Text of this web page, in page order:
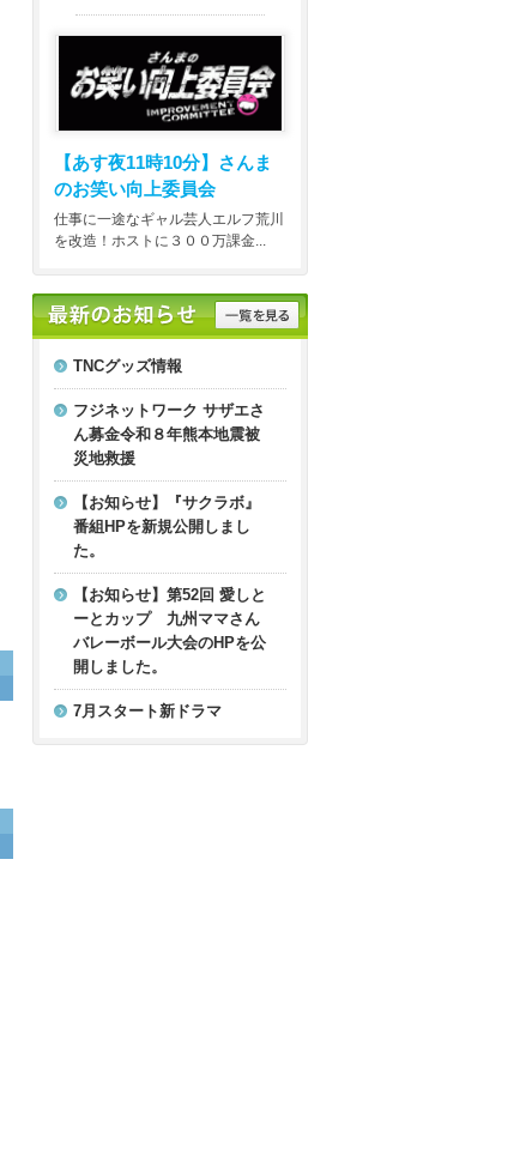
【あす夜11時10分】
さんま
のお笑い向上委員会
仕事に一途なギャル芸人エルフ荒川
を改造！ホストに３００万課金...
TNCグッズ情報
フジネットワーク サザエさ
ん募金令和８年熊本地震被
災地救援
【お知らせ】『サクラボ』
番組HPを新規公開しまし
た。
【お知らせ】第52回 愛しと
ーとカップ 九州ママさん
バレーボール大会のHPを公
開しました。
7月スタート新ドラマ